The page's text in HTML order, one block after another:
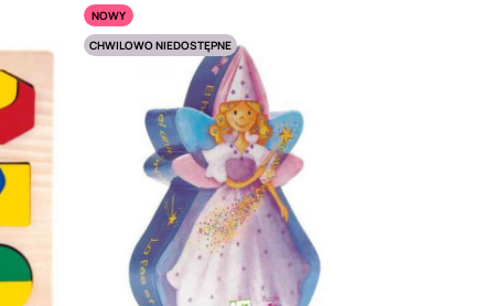
NOWY
CHWILOWO NIEDOSTĘPNE